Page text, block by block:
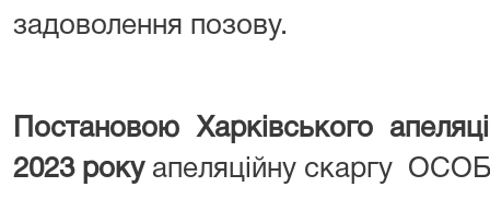
задоволення позову.
Постановою Харківського
2023 рокуапеляційну скаргу